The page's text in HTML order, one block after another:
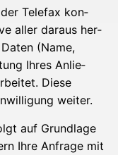
Tele­fax kon­
aller dar­aus her­
(Name,
Ihres Anlie­
Die­se
weiter.
auf Grund­la­ge
Ihre Anfra­ge mit